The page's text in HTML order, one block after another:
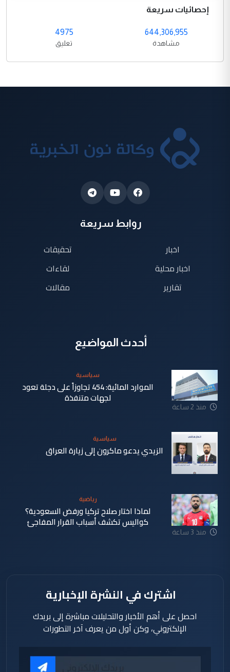
إحصائيات سريعة
644,306,955
مشاهدة
4975
تعليق
روابط سريعة
اخبار
اخبار محلية
تقارير
تحقيقات
لقاءات
مقالات
أحدث المواضيع
منذ 2 ساعة
سياسية
الموارد المائية: 454 تجاوزاً على دجلة تعود
لجهات متنفذة
سياسية
الزيدي يدعو ماكرون إلى زيارة العراق
منذ 3 ساعة
رياضية
لماذا اختار صلاح تركيا ورفض السعودية؟
كواليس تكشف أسباب القرار المفاجئ
اشترك في النشرة الإخبارية
احصل على أهم الأخبار والتحليلات مباشرة إلى بريدك
الإلكتروني، وكن أول من يعرف آخر التطورات